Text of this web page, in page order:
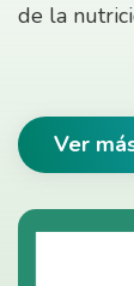
de la
Ver